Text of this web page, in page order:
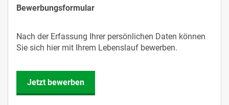
Bewerbungsformular
Nach der Erfassung Ihrer persönlichen Daten können
Sie sich hier mit Ihrem Lebenslauf bewerben.
Jetzt bewerben